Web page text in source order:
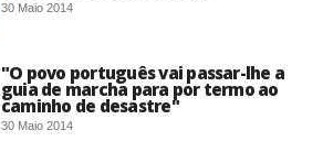
30 Maio 2014
"O povo português vai passar-lhe a
guia de marcha para por termo ao
caminho de desastre"
30 Maio 2014